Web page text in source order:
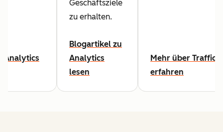
Analytics
Geschäftsziele
zu erhalten.
Blogartikel zu
Analytics
lesen
Mehr über Traffic-
erfahren